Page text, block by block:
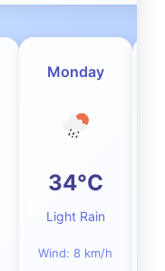
Monday
34°C
Light Rain
Wind: 8 km/h